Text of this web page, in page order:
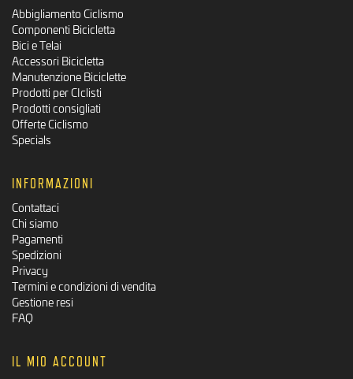
Abbigliamento Ciclismo
Componenti Bicicletta
Bici e Telai
Accessori Bicicletta
Manutenzione Biciclette
Prodotti per CIclisti
Prodotti consigliati
Offerte Ciclismo
Specials
INFORMAZIONI
Contattaci
Chi siamo
Pagamenti
Spedizioni
Privacy
Termini e condizioni di vendita
Gestione resi
FAQ
IL MIO ACCOUNT